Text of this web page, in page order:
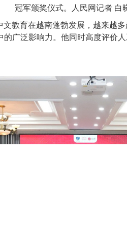
冠军颁奖仪式。人民网记者 白
育在越南蓬勃发展，越来越
广泛影响力。他同时高度评价